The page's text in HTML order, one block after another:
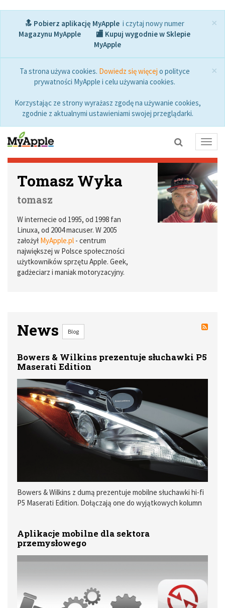
×
🔝 Pobierz aplikację MyApple i czytaj nowy numer
Magazynu MyApple
🏬 Kupuj wygodnie w Sklepie
MyApple
×
Ta strona używa cookies. Dowiedz się więcej o polityce
prywatności MyApple i celu używania cookies.
Korzystając ze strony wyrażasz zgodę na używanie cookies,
zgodnie z aktualnymi ustawieniami swojej przeglądarki.
Tomasz Wyka
tomasz
W internecie od 1995, od 1998 fan
Linuxa, od 2004 macuser. W 2005
założył MyApple.pl - centrum
największej w Polsce społeczności
użytkowników sprzętu Apple. Geek,
gadżeciarz i maniak motoryzacyjny.
News Blog
Bowers & Wilkins prezentuje słuchawki P5
Maserati Edition
Bowers & Wilkins z dumą prezentuje mobilne słuchawki hi-fi
P5 Maserati Edition. Dołączają one do wyjątkowych kolumn
Wilkins, stworzonego dla Maserati Ghibli i Quattroporte.
Aplikacje mobilne dla sektora
przemysłowego